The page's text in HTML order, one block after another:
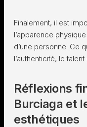
Finalement, il est
l’apparence
d’une personne. Ce
l’authenticité, le
Réflexions
Burciaga et
esthétiques